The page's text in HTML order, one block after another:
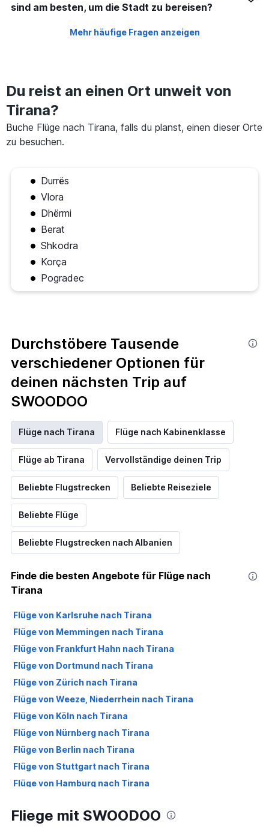
sind am besten, um die Stadt zu bereisen?
Mehr häufige Fragen anzeigen
Du reist an einen Ort unweit von
Tirana?
Buche Flüge nach Tirana, falls du planst, einen dieser Orte
zu besuchen.
Durrës
Vlora
Dhërmi
Berat
Shkodra
Korça
Pogradec
Durchstöbere Tausende
verschiedener Optionen für
deinen nächsten Trip auf
SWOODOO
Flüge nach Tirana Flüge nach Kabinenklasse
Flüge ab Tirana Vervollständige deinen Trip
Beliebte Flugstrecken Beliebte Reiseziele
Beliebte Flüge
Beliebte Flugstrecken nach Albanien
Finde die besten Angebote für Flüge nach
Tirana
Flüge von Karlsruhe nach Tirana
Flüge von Memmingen nach Tirana
Flüge von Frankfurt Hahn nach Tirana
Flüge von Dortmund nach Tirana
Flüge von Zürich nach Tirana
Flüge von Weeze, Niederrhein nach Tirana
Flüge von Köln nach Tirana
Flüge von Nürnberg nach Tirana
Flüge von Berlin nach Tirana
Flüge von Stuttgart nach Tirana
Flüge von Hamburg nach Tirana
Fliege mit SWOODOO